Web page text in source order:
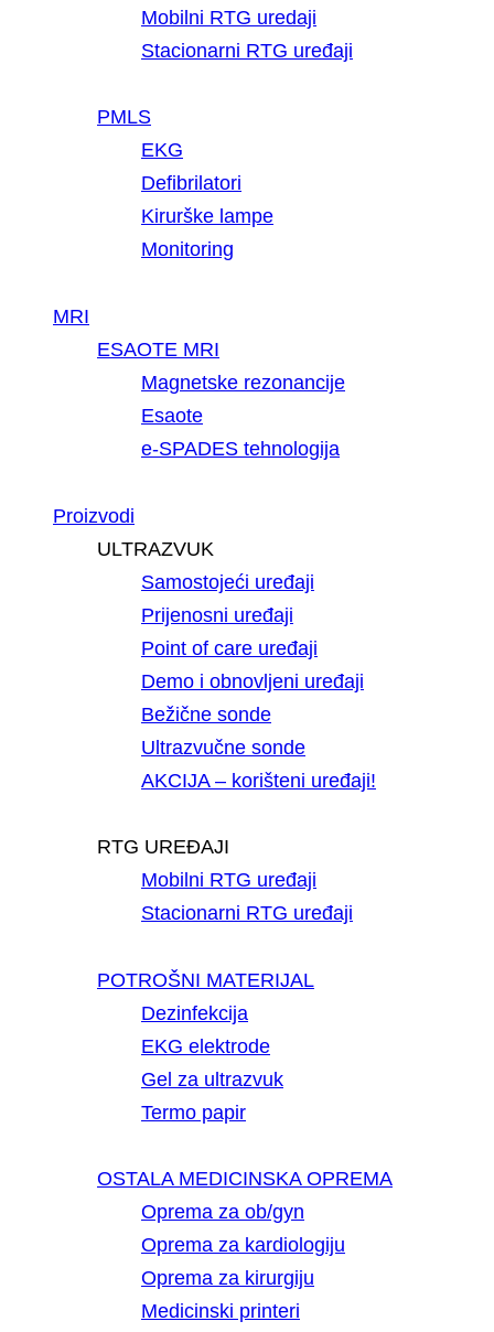
Mobilni RTG uredaji
Stacionarni RTG uređaji
PMLS
EKG
Defibrilatori
Kirurške lampe
Monitoring
MRI
ESAOTE MRI
Magnetske rezonancije
Esaote
e-SPADES tehnologija
Proizvodi
ULTRAZVUK
Samostojeći uređaji
Prijenosni uređaji
Point of care uređaji
Demo i obnovljeni uređaji
Bežične sonde
Ultrazvučne sonde
AKCIJA – korišteni uređaji!
RTG UREĐAJI
Mobilni RTG uređaji
Stacionarni RTG uređaji
POTROŠNI MATERIJAL
Dezinfekcija
EKG elektrode
Gel za ultrazvuk
Termo papir
OSTALA MEDICINSKA OPREMA
Oprema za ob/gyn
Oprema za kardiologiju
Oprema za kirurgiju
Medicinski printeri